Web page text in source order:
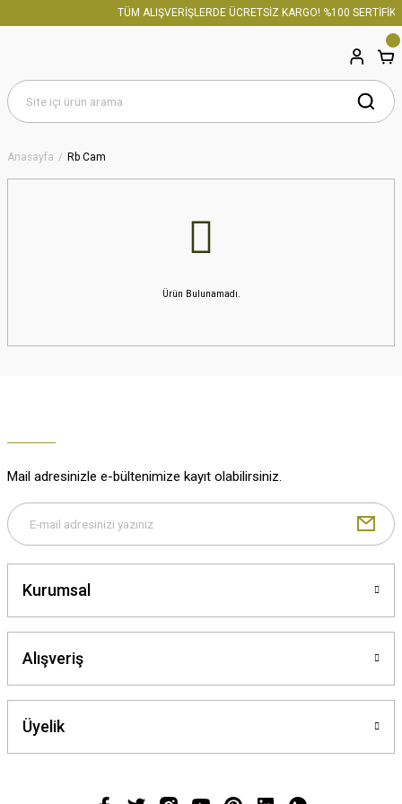
TÜM ALIŞVERİŞLERDE ÜCRETSİZ KARGO! %100
Anasayfa Rb Cam
Ürün Bulunamadı.
Mail adresinizle e-bültenimize kayıt olabilirsiniz.
Kurumsal
Alışveriş
Üyelik